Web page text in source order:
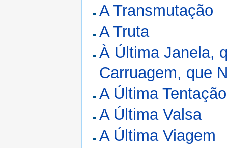
A Transmutação
A Truta
À Última Janela,
Carruagem, que
A Última
A Última Valsa
A Última Viagem